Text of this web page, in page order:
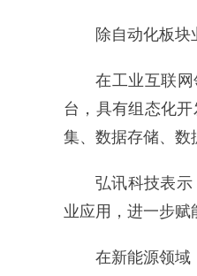
除自动化板块
在工业互联
台，具有组态化
集、数据存储、数
弘讯科技表
业应用，进一步赋
在新能源领域